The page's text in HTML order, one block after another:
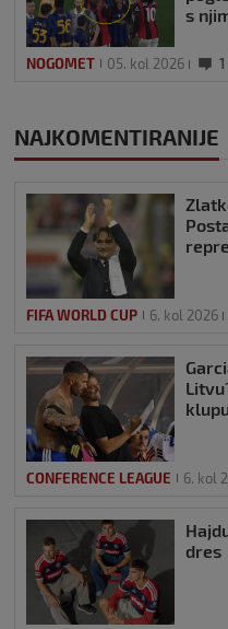
s
NOGOMET 05. kol 2026 1
NAJKOMENTIRANIJE
FIFA WORLD CUP 6. kol 2026
CONFERENCE LEAGUE 6. kol
dres